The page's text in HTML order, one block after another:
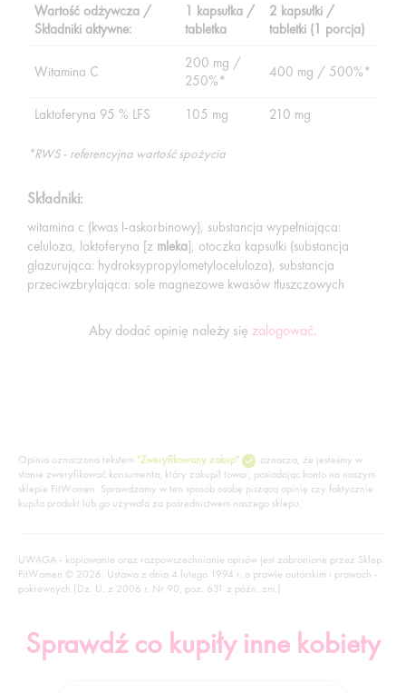
Wartość odżywcza /
Składniki aktywne:
1 kapsułka /
tabletka
2 kapsułki /
tabletki (1 porcja)
Witamina C
200 mg /
250%*
400 mg / 500%*
Laktoferyna 95 % LFS 105 mg 210 mg
*RWS - referencyjna wartość spożycia
Składniki:
witamina c (kwas l-askorbinowy), substancja wypełniająca:
celuloza, laktoferyna [z mleka], otoczka kapsułki (substancja
glazurująca: hydroksypropylometyloceluloza), substancja
przeciwzbrylająca: sole magnezowe kwasów tłuszczowych
Aby dodać opinię należy się zalogować.
Opinia oznaczona tekstem "Zweryfikowany zakup"
oznacza, że jesteśmy w
stanie zweryfikować konsumenta, który zakupił towar, posiadając konto na naszym
sklepie FitWomen. Sprawdzamy w ten sposób osobę piszącą opinię czy faktycznie
kupiła produkt lub go używała za pośrednictwem naszego sklepu.
UWAGA - kopiowanie oraz rozpowszechnianie opisów jest zabronione przez Sklep
FitWomen © 2026. Ustawa z dnia 4 lutego 1994 r. o prawie autorskim i prawach -
pokrewnych (Dz. U. z 2006 r. Nr 90, poz. 631 z późn. zm.)
Sprawdź co kupiły inne kobiety